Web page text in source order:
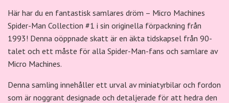
Här har du en fantastisk samlares dröm – Micro Machines
Spider-Man Collection #1 i sin originella förpackning från
1993! Denna oöppnade skatt är en äkta tidskapsel från 90-
talet och ett måste för alla Spider-Man-fans och samlare av
Micro Machines.
Denna samling innehåller ett urval av miniatyrbilar och fordon
som är noggrant designade och detaljerade för att hedra den